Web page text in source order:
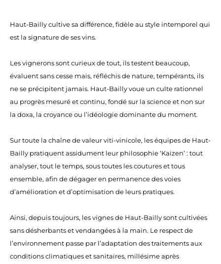
Haut-Bailly cultive sa différence, fidèle au style intemporel qui
est la signature de ses vins.
Les vignerons sont curieux de tout, ils testent beaucoup,
évaluent sans cesse mais, réfléchis de nature, tempérants, ils
ne se précipitent jamais. Haut-Bailly voue un culte rationnel
au progrès mesuré et continu, fondé sur la science et non sur
la doxa, la croyance ou l’idéologie dominante du moment.
Sur toute la chaîne de valeur viti-vinicole, les équipes de Haut-
Bailly pratiquent assidument leur philosophie ‘Kaizen’ : tout
analyser, tout le temps, sous toutes les coutures et tous
ensemble, afin de dégager en permanence des voies
d’amélioration et d’optimisation de leurs pratiques.
Ainsi, depuis toujours, les vignes de Haut-Bailly sont cultivées
sans désherbants et vendangées à la main. Le respect de
l’environnement passe par l’adaptation des traitements aux
conditions climatiques et sanitaires, millésime après